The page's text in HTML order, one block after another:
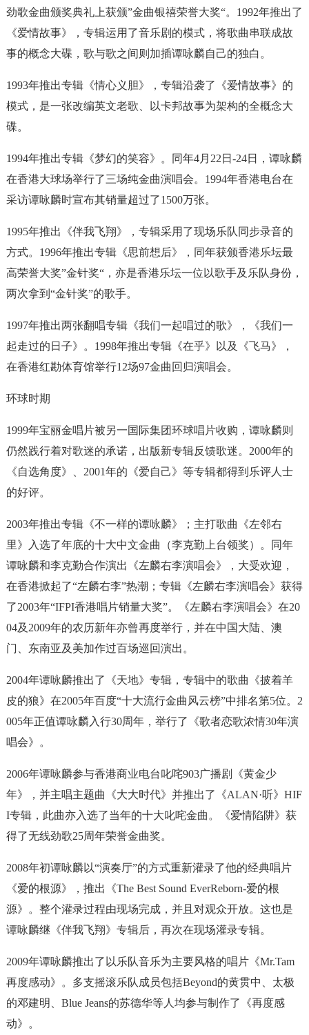
劲歌金曲颁奖典礼上获颁”金曲银禧荣誉大奖“。1992年推出了
《爱情故事》，专辑运用了音乐剧的模式，将歌曲串联成故
事的概念大碟，歌与歌之间则加插谭咏麟自己的独白。
1993年推出专辑《情心义胆》，专辑沿袭了《爱情故事》的
模式，是一张改编英文老歌、以卡邦故事为架构的全概念大
碟。
1994年推出专辑《梦幻的笑容》。同年4月22日-24日，谭咏麟
在香港大球场举行了三场纯金曲演唱会。1994年香港电台在
采访谭咏麟时宣布其销量超过了1500万张。
1995年推出《伴我飞翔》，专辑采用了现场乐队同步录音的
方式。1996年推出专辑《思前想后》，同年获颁香港乐坛最
高荣誉大奖”金针奖“，亦是香港乐坛一位以歌手及乐队身份，
两次拿到“金针奖”的歌手。
1997年推出两张翻唱专辑《我们一起唱过的歌》，《我们一
起走过的日子》。1998年推出专辑《在乎》以及《飞马》，
在香港红勘体育馆举行12场97金曲回归演唱会。
环球时期
1999年宝丽金唱片被另一国际集团环球唱片收购，谭咏麟则
仍然践行着对歌迷的承诺，出版新专辑反馈歌迷。2000年的
《自选角度》、2001年的《爱自己》等专辑都得到乐评人士
的好评。
2003年推出专辑《不一样的谭咏麟》；主打歌曲《左邻右
里》入选了年底的十大中文金曲（李克勤上台领奖）。同年
谭咏麟和李克勤合作演出《左麟右李演唱会》，大受欢迎，
在香港掀起了“左麟右李”热潮；专辑《左麟右李演唱会》获得
了2003年“IFPI香港唱片销量大奖”。《左麟右李演唱会》在20
04及2009年的农历新年亦曾再度举行，并在中国大陆、澳
门、东南亚及美加作过百场巡回演出。
2004年谭咏麟推出了《天地》专辑，专辑中的歌曲《披着羊
皮的狼》在2005年百度“十大流行金曲风云榜”中排名第5位。2
005年正值谭咏麟入行30周年，举行了《歌者恋歌浓情30年演
唱会》。
2006年谭咏麟参与香港商业电台叱咤903广播剧《黄金少
年》，并主唱主题曲《大大时代》并推出了《ALAN·听》HIF
I专辑，此曲亦入选了当年的十大叱咤金曲。《爱情陷阱》获
得了无线劲歌25周年荣誉金曲奖。
2008年初谭咏麟以“演奏厅”的方式重新灌录了他的经典唱片
《爱的根源》，推出《The Best Sound EverReborn-爱的根
源》。整个灌录过程由现场完成，并且对观众开放。这也是
谭咏麟继《伴我飞翔》专辑后，再次在现场灌录专辑。
2009年谭咏麟推出了以乐队音乐为主要风格的唱片《Mr.Tam
再度感动》。多支摇滚乐队成员包括Beyond的黄贯中、太极
的邓建明、Blue Jeans的苏德华等人均参与制作了《再度感
动》。